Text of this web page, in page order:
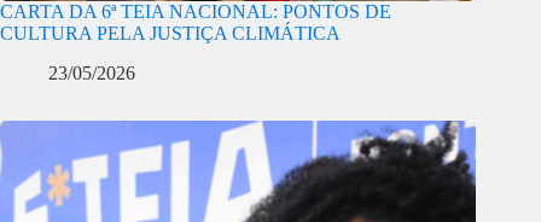
CARTA DA 6ª TEIA NACIONAL: PONTOS DE
CULTURA PELA JUSTIÇA CLIMÁTICA
23/05/2026